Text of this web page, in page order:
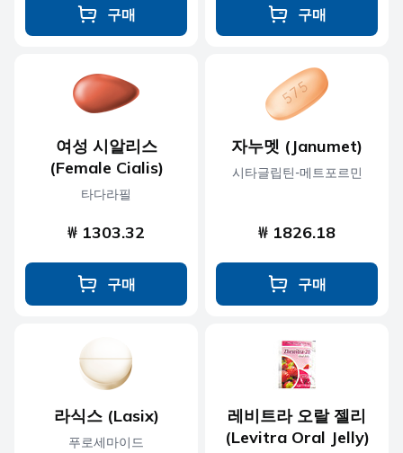
구매 구매
여성 시알리스
(Female Cialis)
타다라필
₩ 1303.32
구매
자누멧 (Janumet)
시타글립틴-메트포르민
₩ 1826.18
구매
라식스 (Lasix)
푸로세마이드
레비트라 오랄 젤리
(Levitra Oral Jelly)